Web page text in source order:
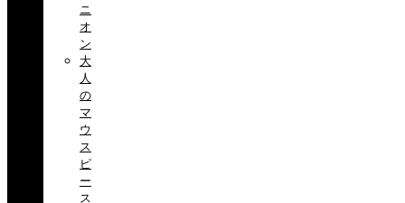
ニ
オ
ン
大
人
の
マ
ウ
ス
ピ
ー
ス